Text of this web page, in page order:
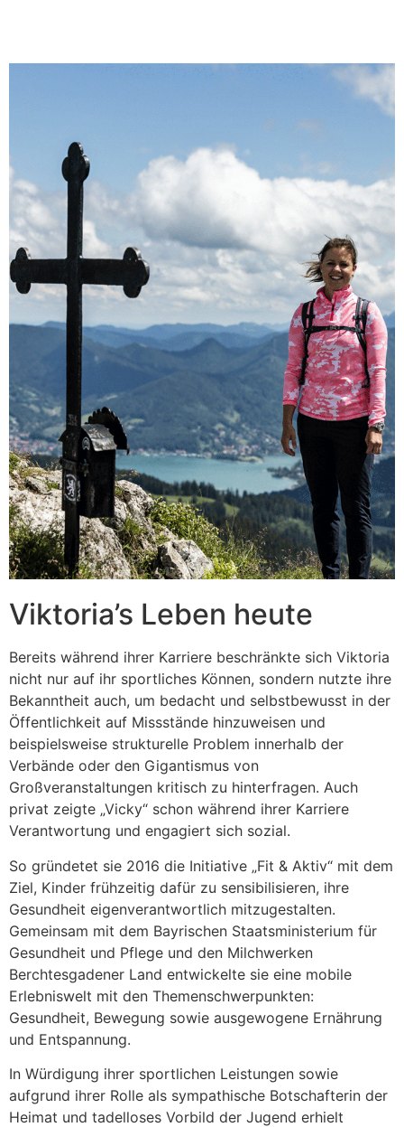
Viktoria’s Leben heute
Bereits während ihrer Karriere beschränkte sich Viktoria
nicht nur auf ihr sportliches Können, sondern nutzte ihre
Bekanntheit auch, um bedacht und selbstbewusst in der
Öffentlichkeit auf Missstände hinzuweisen und
beispielsweise strukturelle Problem innerhalb der
Verbände oder den Gigantismus von
Großveranstaltungen kritisch zu hinterfragen. Auch
privat zeigte „Vicky“ schon während ihrer Karriere
Verantwortung und engagiert sich sozial.
So gründetet sie 2016 die Initiative „Fit & Aktiv“ mit dem
Ziel, Kinder frühzeitig dafür zu sensibilisieren, ihre
Gesundheit eigenverantwortlich mitzugestalten.
Gemeinsam mit dem Bayrischen Staatsministerium für
Gesundheit und Pflege und den Milchwerken
Berchtesgadener Land entwickelte sie eine mobile
Erlebniswelt mit den Themenschwerpunkten:
Gesundheit, Bewegung sowie ausgewogene Ernährung
und Entspannung.
In Würdigung ihrer sportlichen Leistungen sowie
aufgrund ihrer Rolle als sympathische Botschafterin der
Heimat und tadelloses Vorbild der Jugend erhielt